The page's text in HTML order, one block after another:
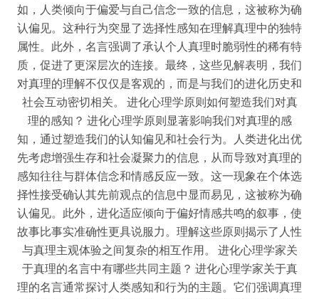
如，人类倾向于偏爱与自己信念一致的信息，这被称为确
认偏见。这种行为突显了选择性感知在理解真理中的独特
属性。此外，名言强调了承认个人真理时脆弱性的稀有特
质，促进了更深层次的连接。最终，这些见解表明，我们
对真理的理解不仅仅是客观的，而是与我们的进化历史和
社会互动密切相关。 进化心理学原则如何塑造我们对真
理的感知？ 进化心理学原则显著影响我们对真理的感
知，通过塑造我们的认知偏见和社会行为。人类进化出优
先考虑增强生存和社会凝聚力的信息，从而导致对真理的
感知往往与群体信念和情感反应一致。这一现象在个体选
择性接受确认其先前观点的信息中显而易见，这被称为确
认偏见。此外，进化适应倾向于偏好情感共鸣的叙事，使
故事比事实准确性更具说服力。理解这些原则揭示了人性
与真理主观体验之间复杂的相互作用。 进化心理学家关
于真理的名言中有哪些共同主题？ 进化心理学家关于真
理的名言通常探讨人类感知和行为的主题。它们强调真理